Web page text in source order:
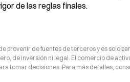
de las reglas finales.
provenir de fuentes de terceros y es solo
de inversión ni legal. El comercio de
tomar decisiones. Para más detalles,